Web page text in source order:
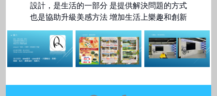
設計，是生活的一部分 是提供解決問題的方式
也是協助升級美感方法 增加生活上樂趣和創新